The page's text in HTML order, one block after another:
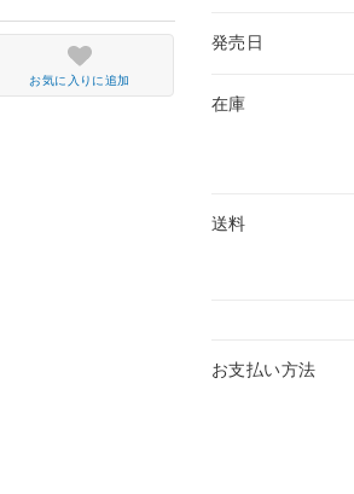
発売日
在庫
送料
お支払い方法
お気に入りに追加